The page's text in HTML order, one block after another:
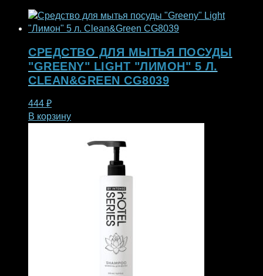
СРЕДСТВО ДЛЯ МЫТЬЯ ПОСУДЫ
"GREENY" LIGHT "ЛИМОН" 5 Л.
CLEAN&GREEN CG8039
444 ₽
В корзину